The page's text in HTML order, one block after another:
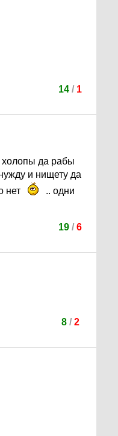
14 / 1
холопы да рабы
и нищету да
нет
.. одни
19 / 6
8/ 2